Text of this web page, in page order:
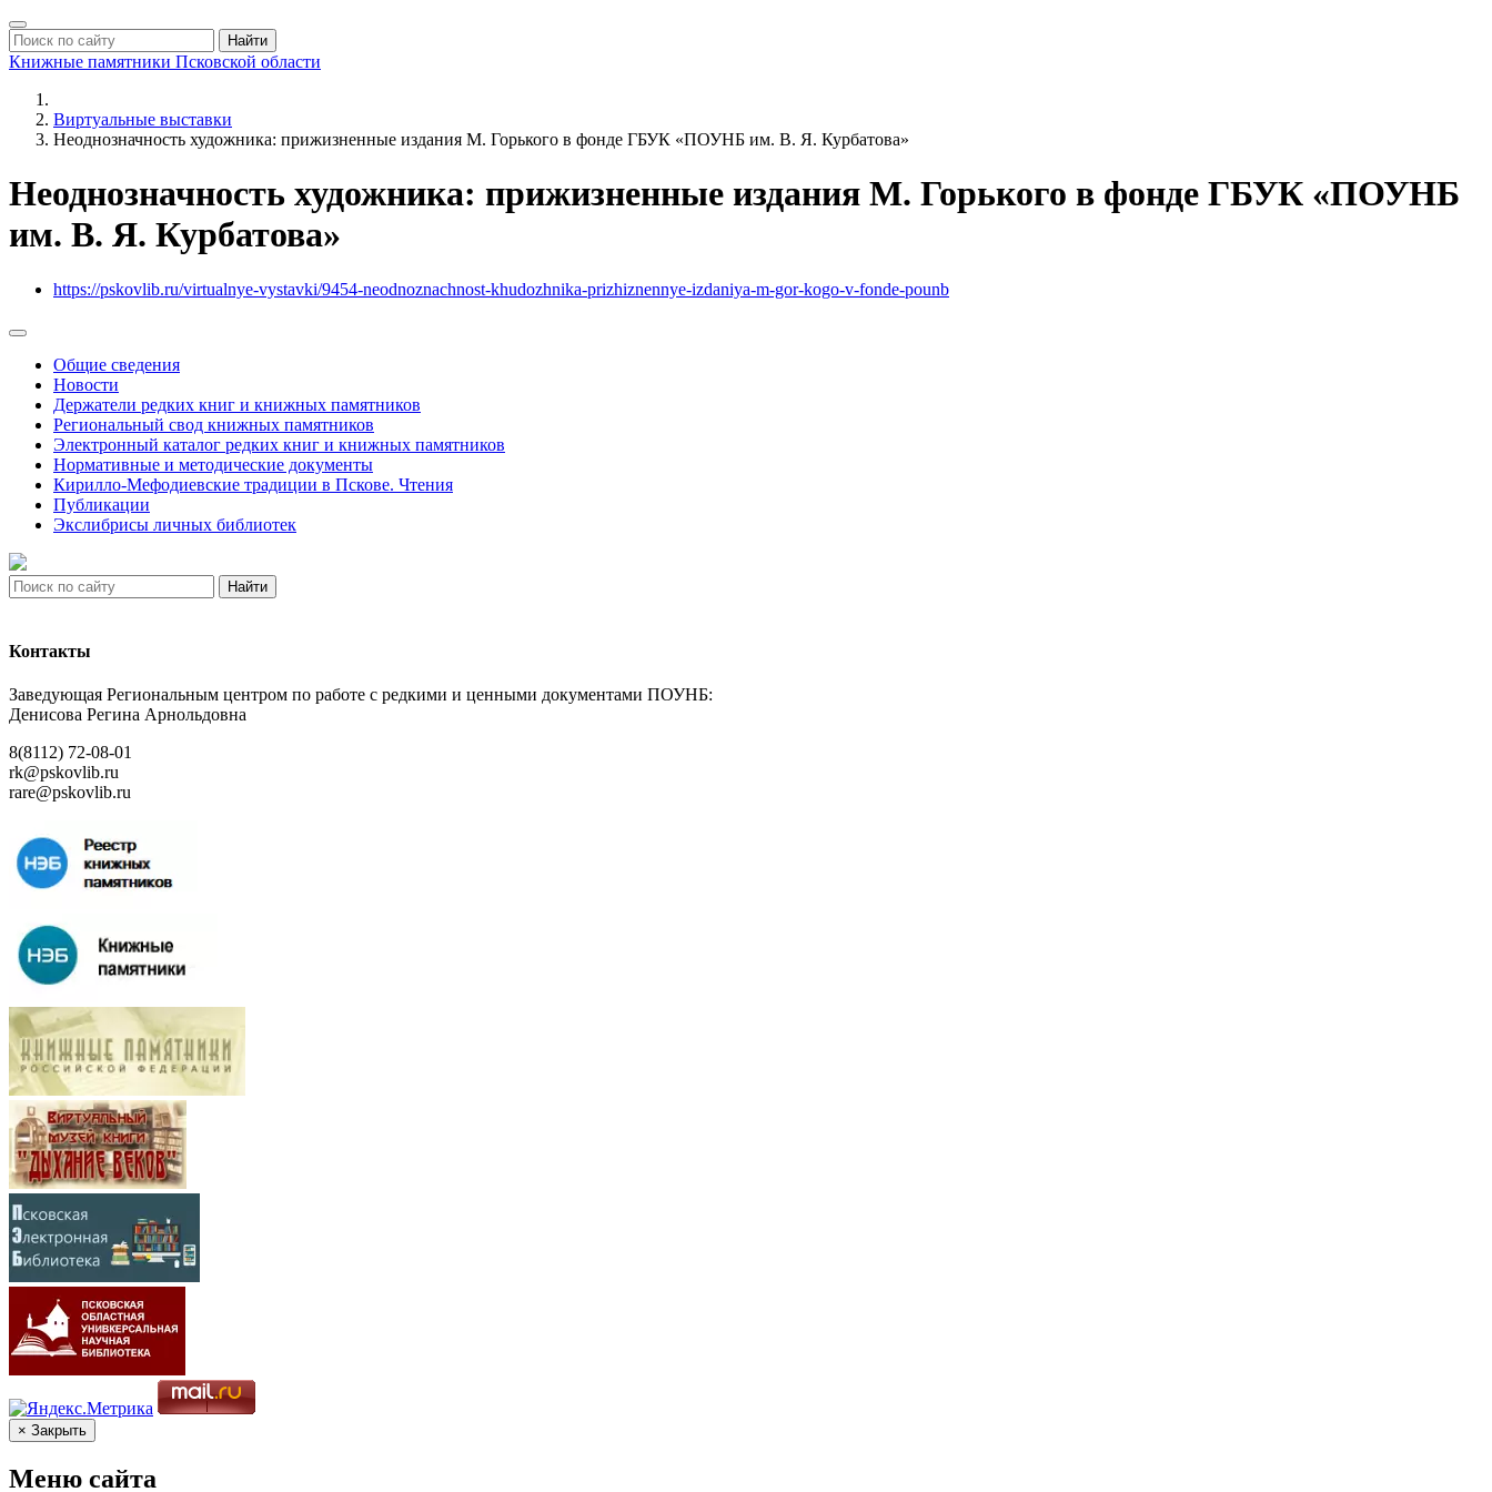
Найти
Книжные памятники Псковской области
Виртуальные выставки
Неоднозначность художника: прижизненные издания М. Горького в фонде ГБУК «ПОУНБ им. В. Я. Курбатова»
Неоднозначность художника: прижизненные издания М. Горького в фонде ГБУК «ПОУНБ
им. В. Я. Курбатова»
https://pskovlib.ru/virtualnye-vystavki/9454-neodnoznachnost-khudozhnika-prizhiznennye-izdaniya-m-gor-kogo-v-fonde-pounb
Общие сведения
Новости
Держатели редких книг и книжных памятников
Региональный свод книжных памятников
Электронный каталог редких книг и книжных памятников
Нормативные и методические документы
Кирилло-Мефодиевские традиции в Пскове. Чтения
Публикации
Экслибрисы личных библиотек
Найти
Контакты
Заведующая Региональным центром по работе с редкими и ценными документами ПОУНБ:
Денисова Регина Арнольдовна
8(8112) 72-08-01
rk@pskovlib.ru
rare@pskovlib.ru
× Закрыть
Меню сайта